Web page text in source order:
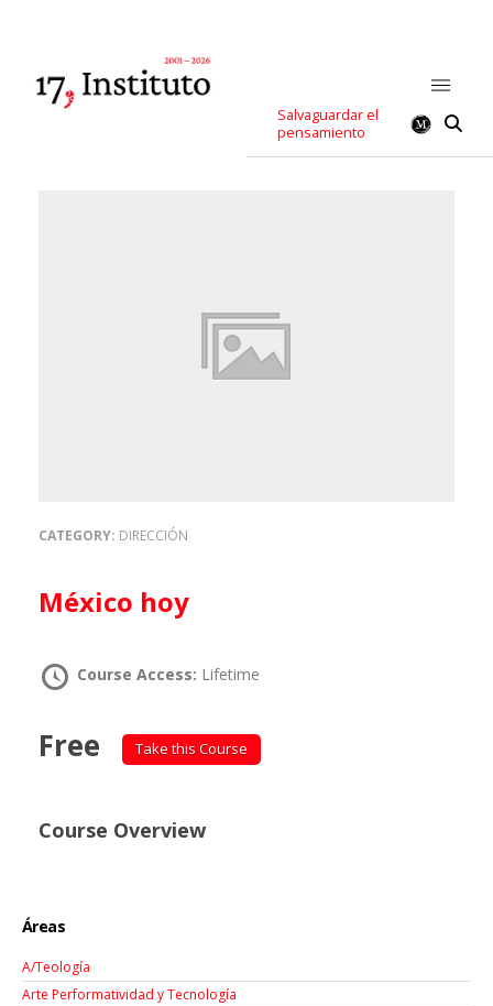
Salvaguardar el
pensamiento
CATEGORY: DIRECCIÓN
México hoy
Course Access: Lifetime
Free Take this Course
Course Overview
Áreas
A/Teología
Arte Performatividad y Tecnología